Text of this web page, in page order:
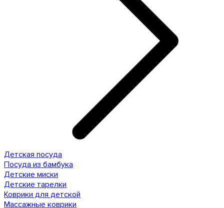
Детская посуда
Посуда из бамбука
Детские миски
Детские тарелки
Коврики для детской
Массажные коврики